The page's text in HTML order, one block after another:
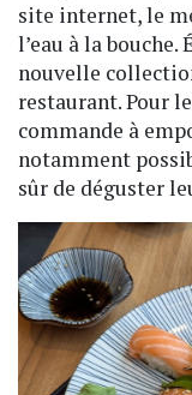
site internet, le
l’eau à la bouche.
nouvelle
restaurant. Pour
commande à
notamment
sûr de déguster